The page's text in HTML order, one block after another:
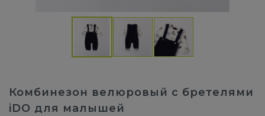
Комбинезон велюровый с бретелями
iDO для малышей